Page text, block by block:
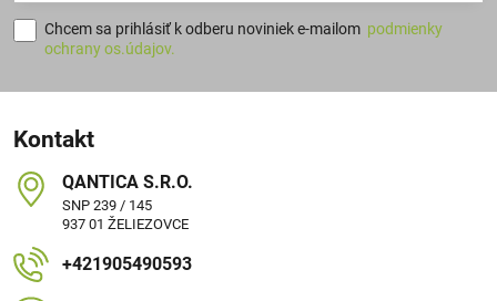
Chcem sa prihlásiť k odberu noviniek e-mailom podmienky
ochrany os.údajov.
Kontakt
QANTICA S​.R​.O​.
SNP 239 / 145
937 01 ŽELIEZOVCE
+421905490593